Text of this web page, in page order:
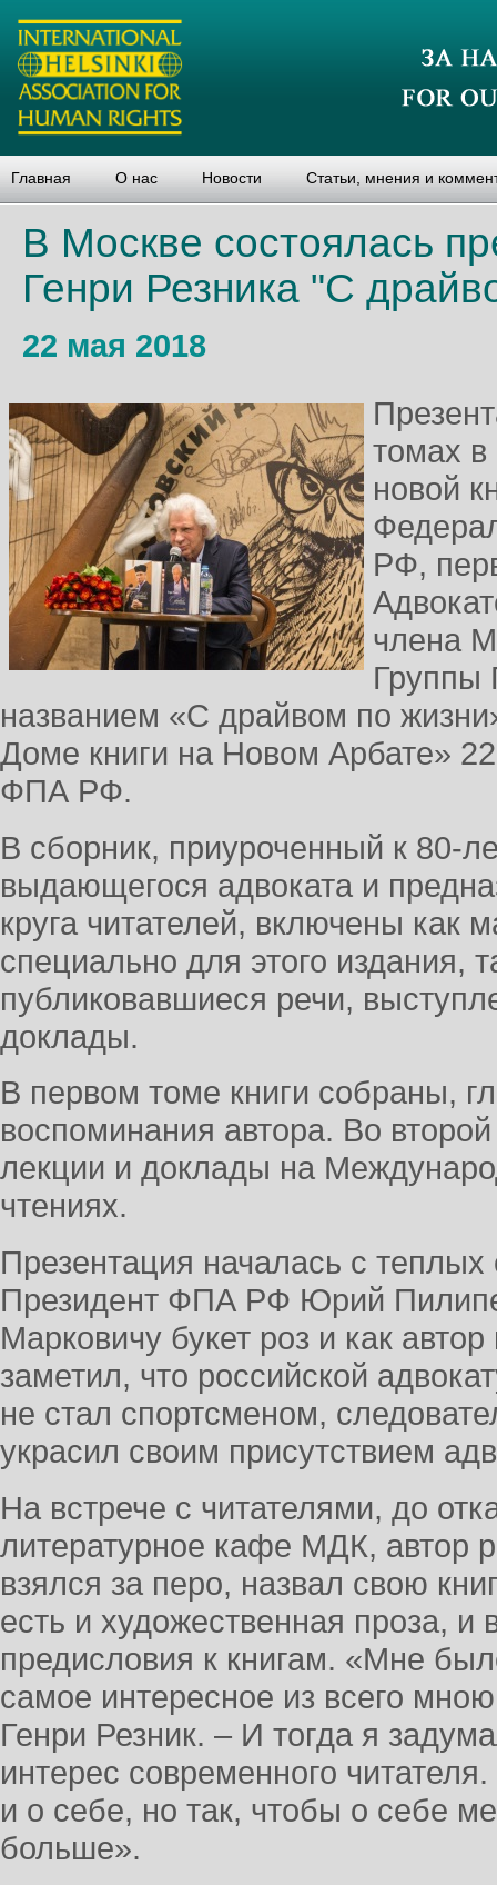
Главная О нас Новости Статьи, мнения и
В Москве состоялась
Генри Резника "С
22 мая 2018
томах в
новой
РФ,
члена
Группы
названием «С драйвом по
Доме книги на Новом Арбате»
ФПА РФ.
В сборник, приуроченный к 80-
выдающегося адвоката и
круга читателей, включены как
специально для этого издания,
публиковавшиеся речи,
доклады.
В первом томе книги собраны,
воспоминания автора. Во
лекции и доклады на
чтениях.
Презентация началась с
Президент ФПА РФ Юрий
Марковичу букет роз и как
заметил, что российской
не стал спортсменом,
украсил своим присутствием
На встрече с читателями, до
литературное кафе МДК, автор
взялся за перо, назвал свою
есть и художественная проза, и
предисловия к книгам. «Мне
самое интересное из всего
Генри Резник. – И тогда я
интерес современного
и о себе, но так, чтобы о себе
больше».